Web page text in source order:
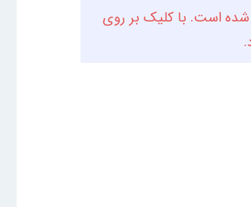
شده است. با کلیک بر روی